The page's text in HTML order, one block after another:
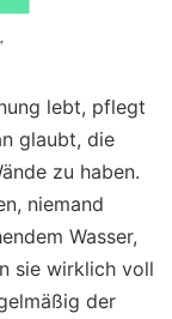
lebt, pflegt
glaubt, die
zu haben.
niemand
Wasser,
sie wirklich voll
der